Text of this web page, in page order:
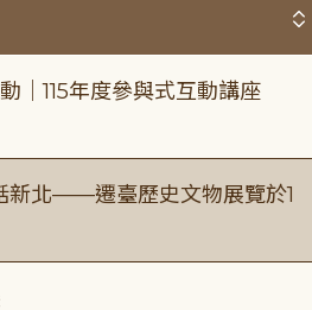
｜115年度參與式互動講座
新北——遷臺歷史文物展覽於1